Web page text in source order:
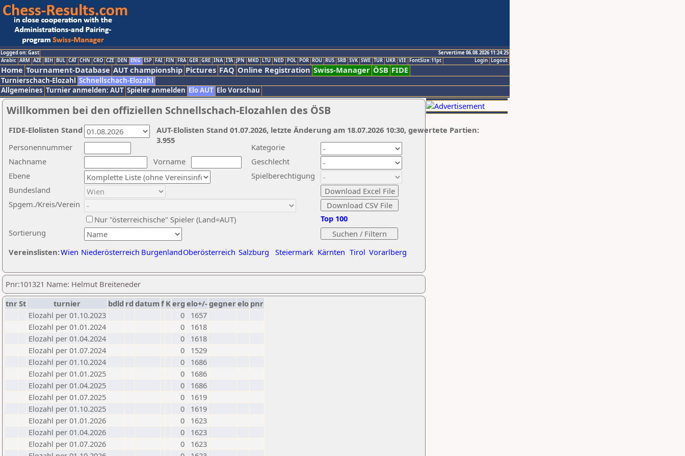
Logged on: Gast
Servertime 06.08.2026 11:24:25
Logout
Login
Arabic ARM AZE BIH BUL CAT CHN CRO CZE DEN ENG ESP FAI FIN FRA GER GRE INA ITA JPN MKD LTU NED POL POR ROU RUS SRB SVK SWE TUR UKR VIE FontSize:11pt
Home Tournament-Database AUT championship Pictures FAQ Online Registration Swiss-Manager ÖSB FIDE
Turnierschach-Elozahl Schnellschach-Elozahl
Allgemeines Turnier anmelden: AUT Spieler anmelden Elo AUT Elo Vorschau
Willkommen bei den offiziellen Schnellschach-Elozahlen des ÖSB
Nachname
Vorname
Ebene
Kategorie
Sortierung
Personennummer
Bundesland
Spgem./Kreis/Verein
Geschlecht
Nur "österreichische" Spieler (Land=AUT)
Spielberechtigung
Vereinslisten:Wien Niederösterreich BurgenlandOberösterreich Salzburg Steiermark Kärnten Tirol Vorarlberg
Top 100
AUT-Elolisten Stand 01.07.2026, letzte Änderung am 18.07.2026 10:30, gewertete Partien:
3.955
FIDE-Elolisten Stand
Pnr:101321 Name: Helmut Breiteneder
tnrSt turnier bdld rd datumf Kerg elo+/-gegnerelo pnr
Elozahl per 01.10.2023
0
1657
Elozahl per 01.01.2024
0
1618
Elozahl per 01.04.2024
0
1618
Elozahl per 01.07.2024
0
1529
Elozahl per 01.10.2024
0
1686
Elozahl per 01.01.2025
0
1686
Elozahl per 01.04.2025
0
1686
Elozahl per 01.07.2025
0
1619
Elozahl per 01.10.2025
0
1619
Elozahl per 01.01.2026
0
1623
Elozahl per 01.04.2026
0
1623
Elozahl per 01.07.2026
0
1623